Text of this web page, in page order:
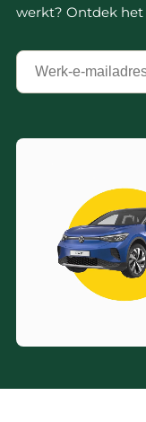
werkt? Ontdek
Jouw
zakelijk